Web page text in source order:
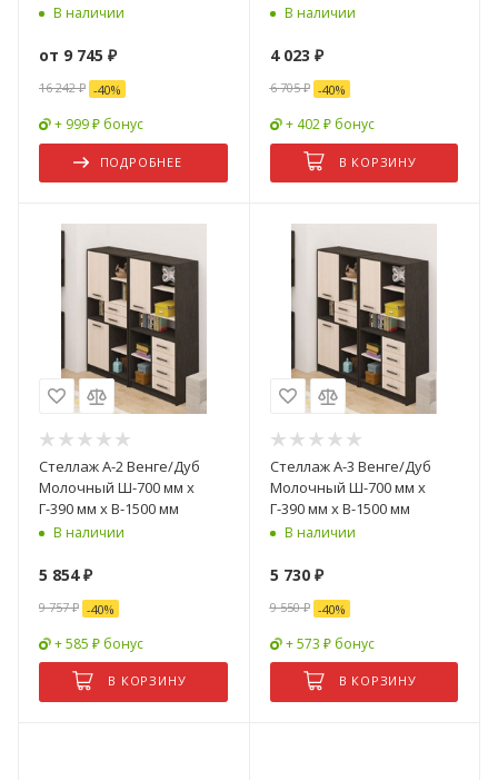
В наличии
от 9 745 ₽
16 242 ₽ -40%
+ 999 ₽ бонус
ПОДРОБНЕЕ
В наличии
4 023 ₽
6 705₽ -40%
+ 402 ₽ бонус
В КОРЗИНУ
Стеллаж А-2 Венге/Дуб
Молочный Ш-700 мм x
Г-390 мм х В-1500 мм
В наличии
5 854₽
9 757₽ -40%
+ 585 ₽ бонус
В КОРЗИНУ
Стеллаж А-3 Венге/Дуб
Молочный Ш-700 мм x
Г-390 мм х В-1500 мм
В наличии
5 730₽
9 550₽ -40%
+ 573 ₽ бонус
В КОРЗИНУ